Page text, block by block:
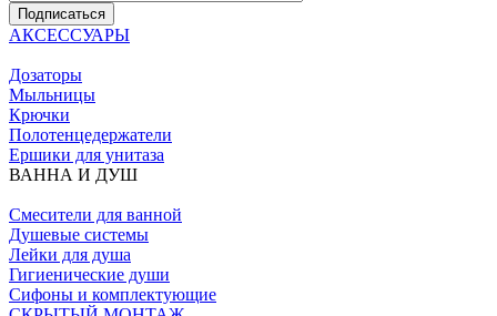
Подписаться
АКСЕССУАРЫ
Дозаторы
Мыльницы
Крючки
Полотенцедержатели
Ершики для унитаза
ВАННА И ДУШ
Смесители для ванной
Душевые системы
Лейки для душа
Гигиенические души
Сифоны и комплектующие